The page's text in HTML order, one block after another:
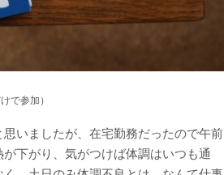
で参加）
いましたが、在宅勤務だったので午前
下がり、気がつけば体調はいつも通